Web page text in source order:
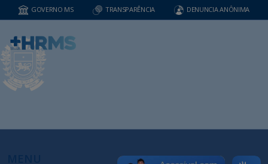
GOVERNO MS TRANSPARÊNCIA DENUNCIA ANÔNIMA